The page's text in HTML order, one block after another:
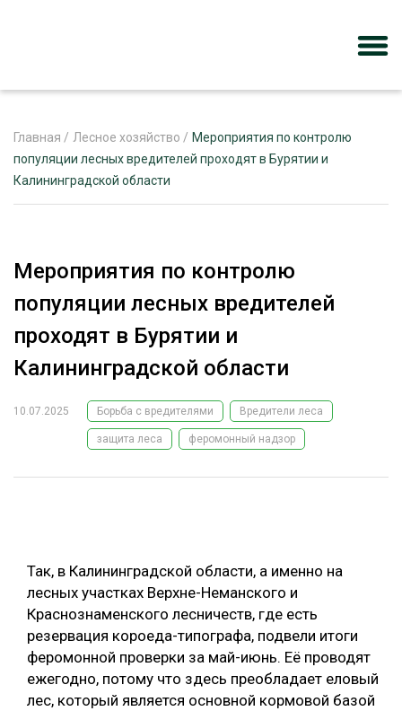
ЖУРНАЛ «ЛЕСНОЙ КОМПЛЕКС»
ЛЕСНОЕ ХОЗЯЙСТВО
ОБРАБОТКА ДРЕВЕСИНЫ
ПРОИЗВОДСТВО ДРЕВЕСНЫХ ПЛИТ
ЦБП
ЛЕСОПИЛЕНИЕ
ПОДБОРКИ СТАТЕЙ
ЭКСПЕРТНОЕ МНЕНИЕ
Главная / Лесное хозяйство / Мероприятия по контролю
популяции лесных вредителей проходят в Бурятии и
Калининградской области
Мероприятия по контролю
популяции лесных вредителей
проходят в Бурятии и
Калининградской области
10.07.2025 Борьба с вредителями Вредители леса
защита леса феромонный надзор
Так, в Калининградской области, а именно на
лесных участках Верхне-Неманского и
Краснознаменского лесничеств, где есть
резервация короеда-типографа, подвели итоги
феромонной проверки за май-июнь. Её проводят
ежегодно, потому что здесь преобладает еловый
лес, который является основной кормовой базой